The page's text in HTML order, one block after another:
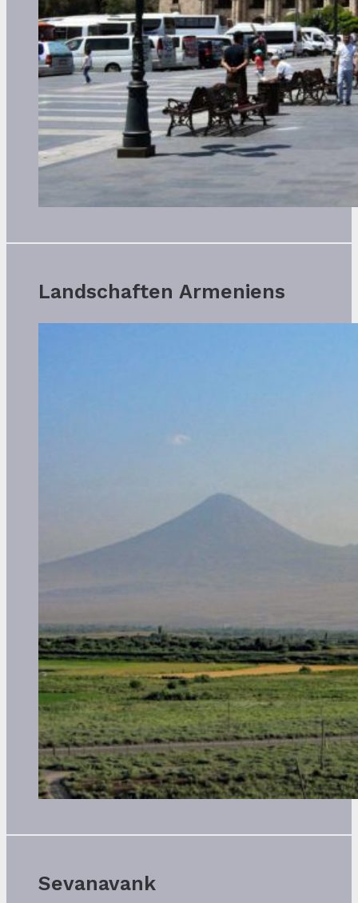
Landschaften Armeniens
Sevanavank